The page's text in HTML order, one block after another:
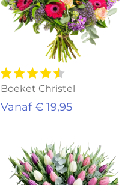
Boeket Christel
Vanaf € 19,95
Uitverkocht